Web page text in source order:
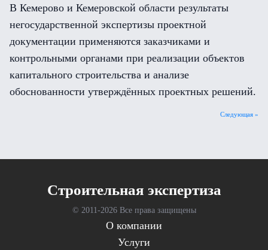
В Кемерово и Кемеровской области результаты
негосударственной экспертизы проектной
документации применяются заказчиками и
контрольными органами при реализации объектов
капитального строительства и анализе
обоснованности утверждённых проектных решений.
Следующая »
Cтроительная экспертиза
© 2011-2026 Все права защищены
О компании
Услуги